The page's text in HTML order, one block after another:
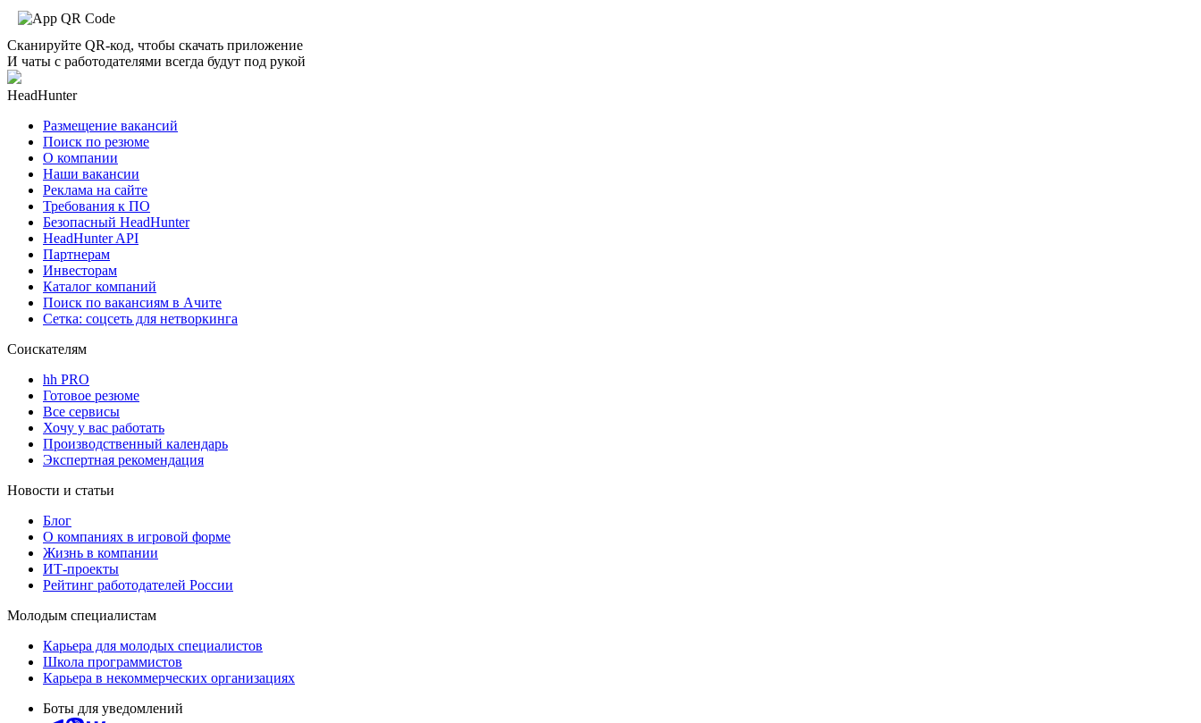
Сканируйте QR-код, чтобы скачать приложение
И чаты с работодателями всегда будут под рукой
HeadHunter
Размещение вакансий
Поиск по резюме
О компании
Наши вакансии
Реклама на сайте
Требования к ПО
Безопасный HeadHunter
HeadHunter API
Партнерам
Инвесторам
Каталог компаний
Поиск по вакансиям в Ачите
Сетка: соцсеть для нетворкинга
Соискателям
hh PRO
Готовое резюме
Все сервисы
Хочу у вас работать
Производственный календарь
Экспертная рекомендация
Новости и статьи
Блог
О компаниях в игровой форме
Жизнь в компании
ИТ-проекты
Рейтинг работодателей России
Молодым специалистам
Карьера для молодых специалистов
Школа программистов
Карьера в некоммерческих организациях
Боты для уведомлений